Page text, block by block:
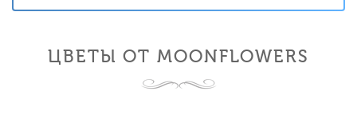
ЦВЕТЫ ОТ MOONFLOWERS